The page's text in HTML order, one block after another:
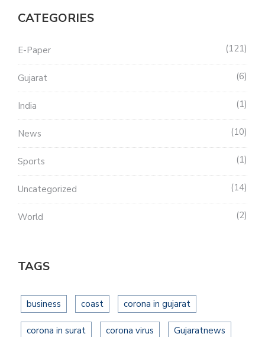
CATEGORIES
E-Paper 121
Gujarat 6
India 1
News 10
Sports 1
Uncategorized 14
World 2
TAGS
business coast corona in gujarat
corona in surat corona virus Gujaratnews